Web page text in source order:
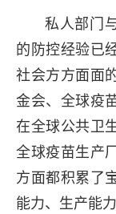
私人部门
的防控经验已
社会方方面面
金会、全球疫
在全球公共卫
全球疫苗生产
方面都积累了
能力、生产能